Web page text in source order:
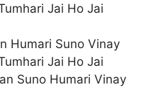
Jai Ho Jai
Humari Suno Vinay
Jai Ho Jai
Suno Humari Vinay